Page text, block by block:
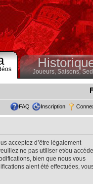
Joueurs, Saisons,
FAQ Inscription
acceptez d’être légalement
ne pas utiliser et/ou
bien que nous vous
aient été effectuées,